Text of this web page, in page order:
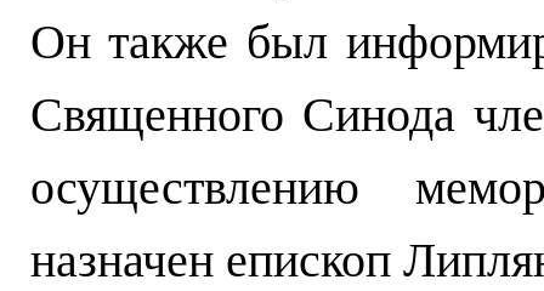
Он также был
Священного Синода
осуществлению
назначен епископ